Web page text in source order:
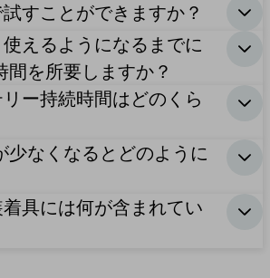
すことができますか？
えるようになるまでに
間を所要しますか？
ー持続時間はどのくら
少なくなるとどのように
具には何が含まれてい